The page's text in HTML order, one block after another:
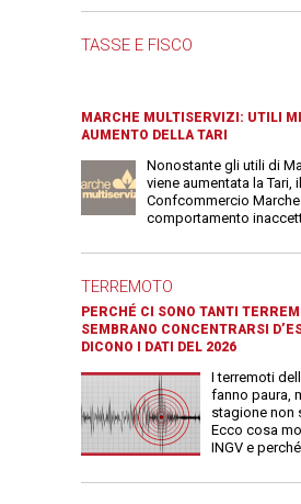
TASSE E FISCO
MARCHE MULTISERVIZI: UTILI
AUMENTO DELLA TARI
Nonostante gli utili di
viene aumentata la Tari,
Confcommercio
comportamento
TERREMOTO
PERCHÉ CI SONO TANTI
SEMBRANO CONCENTRARSI
DICONO I DATI DEL 2026
I terremoti
fanno paura,
stagione non
Ecco cosa
INGV e